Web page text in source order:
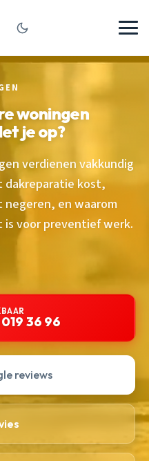
woningen
je op?
verdienen vakkundig
dakreparatie kost,
en waarom
voor preventief werk.
36 96
reviews